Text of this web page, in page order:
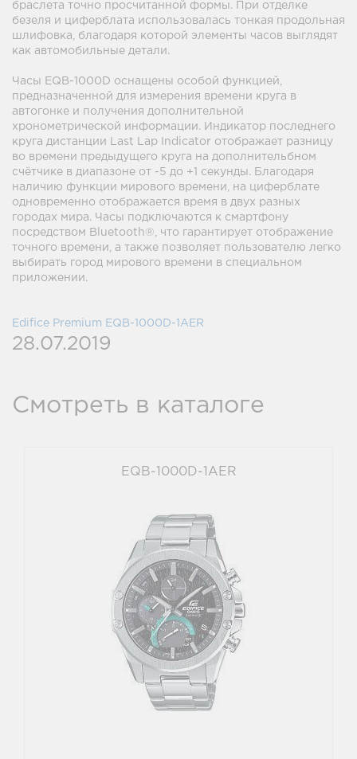
браслета точно просчитанной формы. При отделке
безеля и циферблата использовалась тонкая продольная
шлифовка, благодаря которой элементы часов выглядят
как автомобильные детали.
Часы EQB-1000D оснащены особой функцией,
предназначенной для измерения времени круга в
автогонке и получения дополнительной
хронометрической информации. Индикатор последнего
круга дистанции Last Lap Indicator отображает разницу
во времени предыдущего круга на дополнительбном
счётчике в диапазоне от -5 до +1 секунды. Благодаря
наличию функции мирового времени, на циферблате
одновременно отображается время в двух разных
городах мира. Часы подключаются к смартфону
посредством Bluetooth®, что гарантирует отображение
точного времени, а также позволяет пользователю легко
выбирать город мирового времени в специальном
приложении.
Edifice Premium EQB-1000D-1AER
28.07.2019
Смотреть в каталоге
EQB-1000D-1AER